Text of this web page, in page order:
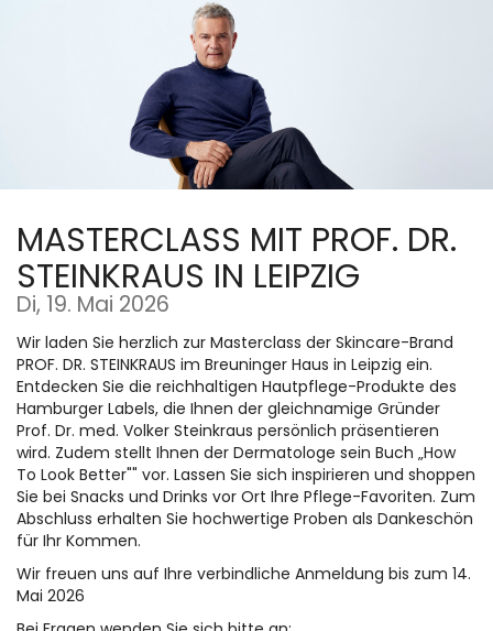
MASTERCLASS MIT PROF. DR.
STEINKRAUS IN LEIPZIG
Di, 19. Mai 2026
Wir laden Sie herzlich zur Masterclass der Skincare-Brand
PROF. DR. STEINKRAUS im Breuninger Haus in Leipzig ein.
Entdecken Sie die reichhaltigen Hautpflege-Produkte des
Hamburger Labels, die Ihnen der gleichnamige Gründer
Prof. Dr. med. Volker Steinkraus persönlich präsentieren
wird. Zudem stellt Ihnen der Dermatologe sein Buch „How
To Look Better"" vor. Lassen Sie sich inspirieren und shoppen
Sie bei Snacks und Drinks vor Ort Ihre Pflege-Favoriten. Zum
Abschluss erhalten Sie hochwertige Proben als Dankeschön
für Ihr Kommen.
Wir freuen uns auf Ihre verbindliche Anmeldung bis zum 14.
Mai 2026